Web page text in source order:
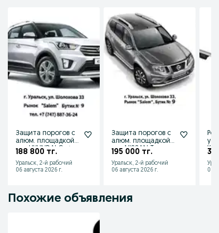
Защита порогов с
алюм. площадкой
для HYUNDAI Creta
188 800 тг.
Уральск, 2-й рабочий
06 августа 2026 г.
Защита порогов с
алюм. площадкой
для NISSAN Terrano
195 000 тг.
Уральск, 2-й рабочий
06 августа 2026 г.
36
06
Похожие объявления